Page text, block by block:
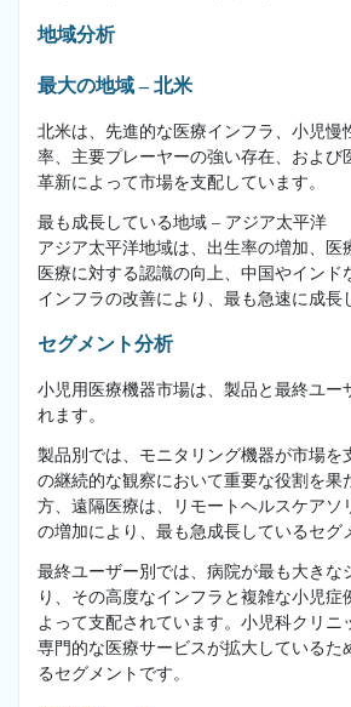
地域分析
最大の地域 – 北米
北米は、先進的な医療インフラ、小児慢
率、主要プレーヤーの強い存在、および
革新によって市場を支配しています。
最も成長している地域 – アジア太平洋
アジア太平洋地域は、出生率の増加、医
医療に対する認識の向上、中国やインド
インフラの改善により、最も急速に成長
セグメント分析
小児用医療機器市場は、製品と最終ユー
れます。
製品別では、モニタリング機器が市場を
の継続的な観察において重要な役割を果
方、遠隔医療は、リモートヘルスケアソ
の増加により、最も急成長しているセグ
最終ユーザー別では、病院が最も大きな
り、その高度なインフラと複雑な小児症
よって支配されています。小児科クリニ
専門的な医療サービスが拡大しているた
るセグメントです。